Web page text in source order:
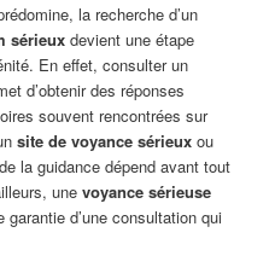
la recherche d’un
sérieux devient une étape
En effet, consulter un
d’obtenir des réponses
souvent rencontrées sur
site de voyance sérieux ou
la guidance dépend avant tout
unevoyance sérieuse
garantie d’une consultation qui